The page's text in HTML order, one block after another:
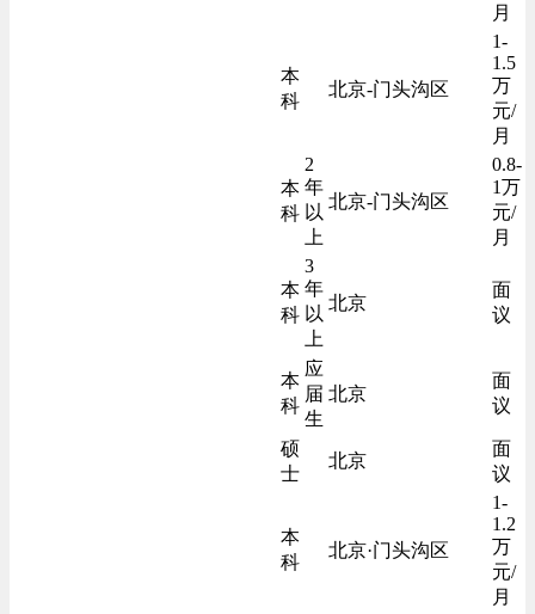
月
本
科
北京-门头沟区
1-
1.5
万
元/
月
本
科
2
年
以
上
北京-门头沟区
0.8-
1万
元/
月
本
科
3
年
以
上
北京
面
议
本
科
应
届
生
北京
面
议
硕
士
北京
面
议
本
科
北京·门头沟区
1-
1.2
万
元/
月